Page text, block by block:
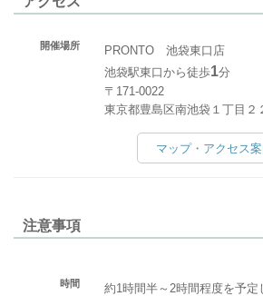
開催場所
PRONTO 池袋東口店
​​​​​​​池袋駅東口から徒歩1分
〒171-0022
東京都豊島区南池袋１丁目２
マップ・アクセス
注意事項
時間 約1時間半～2時間程度を予定